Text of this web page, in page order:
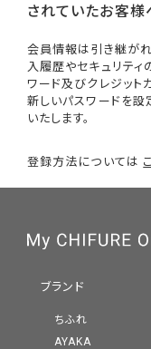
されていたお客様
会員情報は引き継がれ
入履歴やセキュリテ
ワード及びクレジット
新しいパスワードを設
いたします。
登録方法については
ブランド
ちふれ
AYAKA